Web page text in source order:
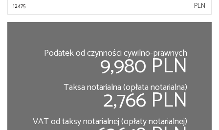
PLN
Podatek od czynności cywilno-prawnych
9,980 PLN
Taksa notarialna (opłata notarialna)
2,766 PLN
VAT od taksy notarialnej (opłaty notarialnej)